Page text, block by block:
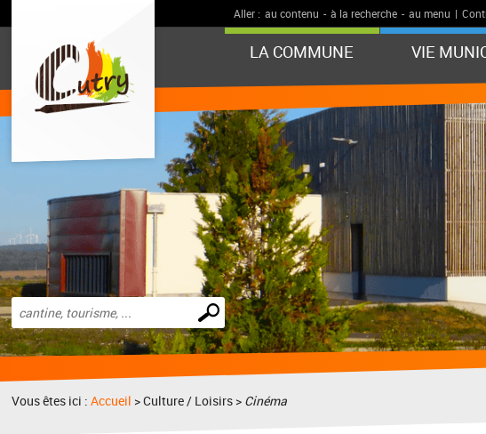
Aller : au contenu - à la recherche - au menu |
LA COMMUNE VIE
Effectuer
une
recherche
Vous êtes ici :Accueil > Culture / Loisirs > Cinéma